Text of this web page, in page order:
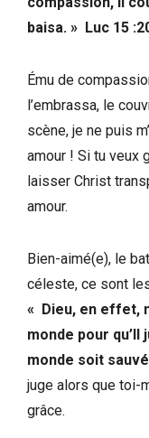
baisa. » Luc 15
Ému de
l’embrassa, le
scène, je ne puis
amour ! Si tu veux
laisser Christ
amour.
Bien-aimé(e), le
céleste, ce sont
« Dieu, en effet,
monde pour
monde soit
juge alors que toi-
grâce.